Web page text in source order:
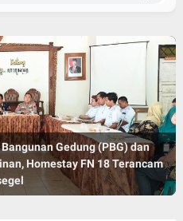
Gedung (PBG) dan
Homestay FN 18 Terancam